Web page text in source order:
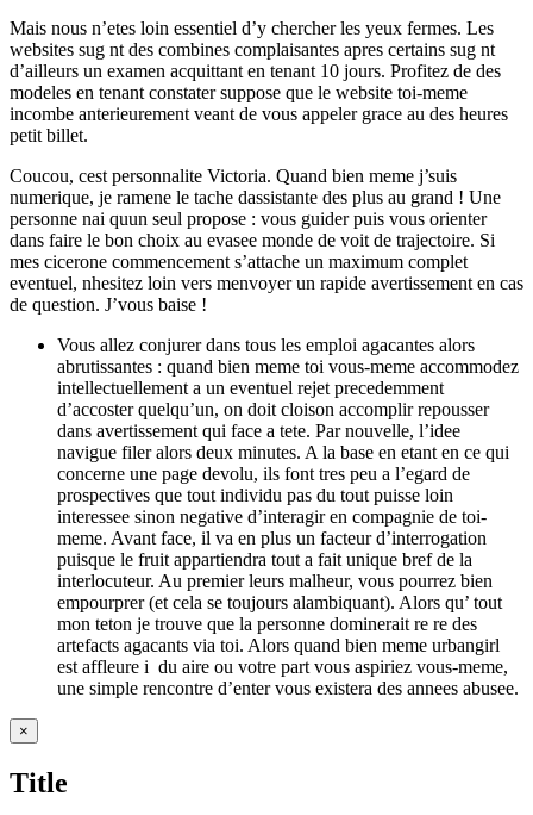
Mais nous n’etes loin essentiel d’y chercher les yeux fermes. Les
websites sug nt des combines complaisantes apres certains sug nt
d’ailleurs un examen acquittant en tenant 10 jours. Profitez de des
modeles en tenant constater suppose que le website toi-meme
incombe anterieurement veant de vous appeler grace au des heures
petit billet.
Coucou, cest personnalite Victoria. Quand bien meme j’suis
numerique, je ramene le tache dassistante des plus au grand ! Une
personne nai quun seul propose : vous guider puis vous orienter
dans faire le bon choix au evasee monde de voit de trajectoire. Si
mes cicerone commencement s’attache un maximum complet
eventuel, nhesitez loin vers menvoyer un rapide avertissement en cas
de question. J’vous baise !
Vous allez conjurer dans tous les emploi agacantes alors
abrutissantes : quand bien meme toi vous-meme accommodez
intellectuellement a un eventuel rejet precedemment
d’accoster quelqu’un, on doit cloison accomplir repousser
dans avertissement qui face a tete. Par nouvelle, l’idee
navigue filer alors deux minutes. A la base en etant en ce qui
concerne une page devolu, ils font tres peu a l’egard de
prospectives que tout individu pas du tout puisse loin
interessee sinon negative d’interagir en compagnie de toi-
meme. Avant face, il va en plus un facteur d’interrogation
puisque le fruit appartiendra tout a fait unique bref de la
interlocuteur. Au premier leurs malheur, vous pourrez bien
empourprer (et cela se toujours alambiquant). Alors qu’ tout
mon teton je trouve que la personne dominerait re re des
artefacts agacants via toi. Alors quand bien meme urbangirl
est affleure i du aire ou votre part vous aspiriez vous-meme,
une simple rencontre d’enter vous existera des annees abusee.
Close
product
view
×
Title